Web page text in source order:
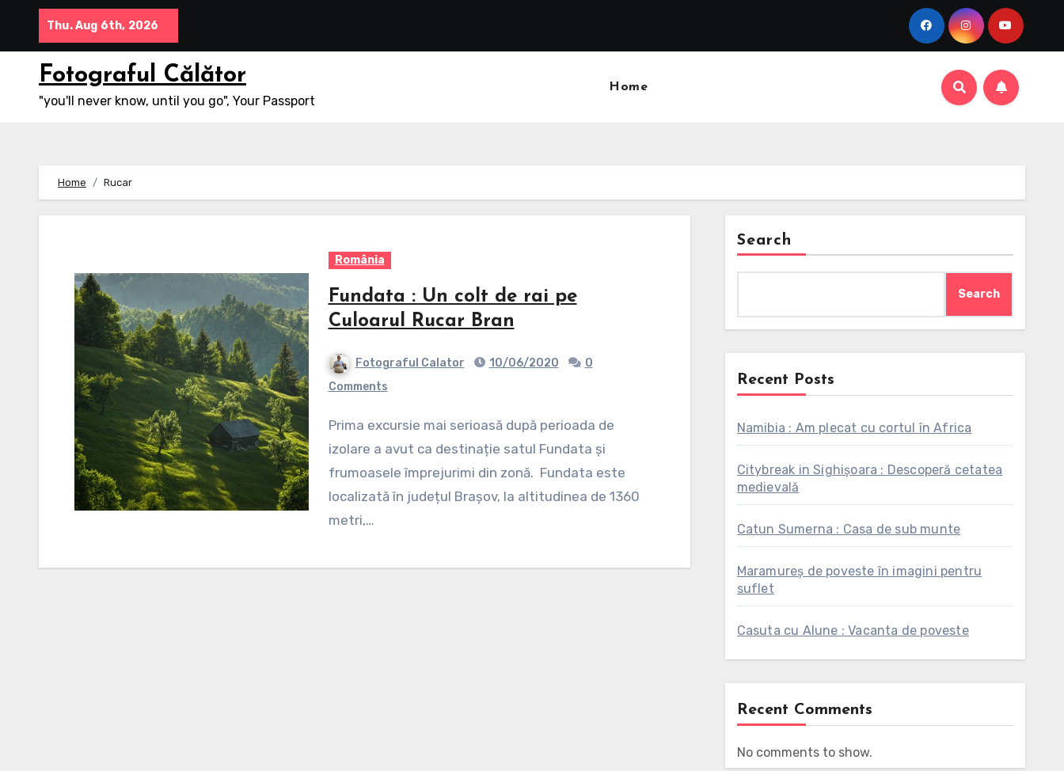
content
Thu. Aug 6th, 2026
Fotograful Călător
"you'll never know, until you go", Your Passport
Home
Home Rucar
România
Fundata : Un colt de rai pe
Culoarul Rucar Bran
Fotograful Calator 10/06/2020
0
Comments
Prima excursie mai serioasă după perioada de
izolare a avut ca destinație satul Fundata și
frumoasele împrejurimi din zonă. Fundata este
localizată în județul Brașov, la altitudinea de 1360
metri,…
Search
Search
Recent Posts
Namibia : Am plecat cu cortul în Africa
Citybreak in Sighișoara : Descoperă cetatea
medievală
Catun Sumerna : Casa de sub munte
Maramureș de poveste în imagini pentru
suflet
Casuta cu Alune : Vacanta de poveste
Recent Comments
No comments to show.